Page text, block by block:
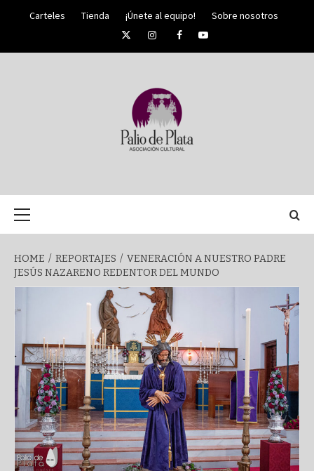
Carteles Tienda ¡Únete al equipo!
Sobre nosotros
TwitterInstagramFacebookYouTube
SEMANA
SANTA DE
MÁLAGA
HOME REPORTAJES
VENERACIÓN A NUESTRO PADRE
JESÚS NAZARENO REDENTOR DEL MUNDO